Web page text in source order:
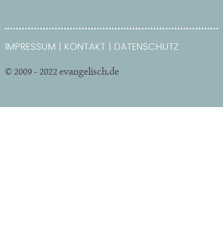
IMPRESSUM KONTAKT DATENSCHUTZ
© 2009 - 2022 evangelisch.de